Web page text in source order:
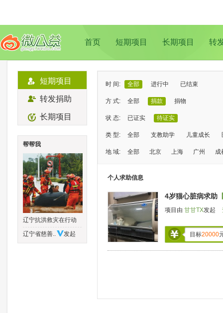
首页 短期项目 长期项目 转
短期项目
转发捐助
长期项目
帮帮我
辽宁抗洪救灾在行动
辽宁省慈善..
发起
时 间: 全部 进行中 已结束
方 式: 全部 捐款 捐物
状 态: 已证实 待证实
类 型: 全部 支教助学 儿童成长
地 域: 全部 北京 上海 广州 成
个人求助信息
4岁猫心脏病求助
项目由 甘甘TX发起
目标20000